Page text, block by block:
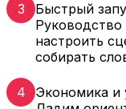
3
Быстрый
Руководство
настроить
собирать
4
Экономика и